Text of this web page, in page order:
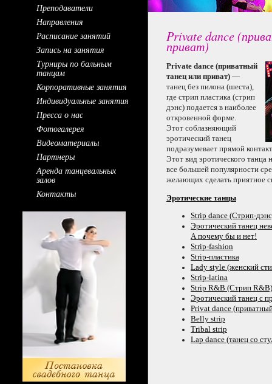
Преподаватели
Направления
Расписание занятий
Запись на занятия
Турниры по бальным
танцам
Корпоративные занятия
Индивидуальные занятия
Пресса о нас
Фотогалерея
Видеоматериалы
Партнеры
Аренда танцевальных
залов
Контакты
Private dance
приват)
Private dance (приватный
танец или приват) —
танец без пилона (шеста),
где стрип пластика (стрип
дэнс) подается в наиболее
откровенной форме.
Этот соблазняющий
эротический танец
подразумевает прямой
Этот вид эротического танца
все большей популярности
желающих сделать приятное
Эротические танцы
Strip dance (Стрип-
Эротический танец
А почему бы и нет!
Strip-fashion
Strip-пластика
Lady style (женский
Strip-latina
Strip R&B (Стрип R&B)
Эротический танец с
Privat dance
Belly strip
Tribal strip
Lap dance (танец со